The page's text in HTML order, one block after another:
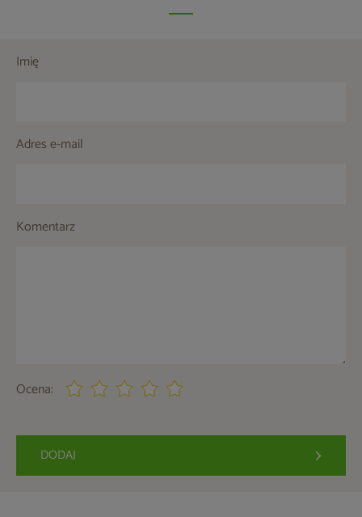
Imię
Adres e-mail
Komentarz
Ocena:
DODAJ